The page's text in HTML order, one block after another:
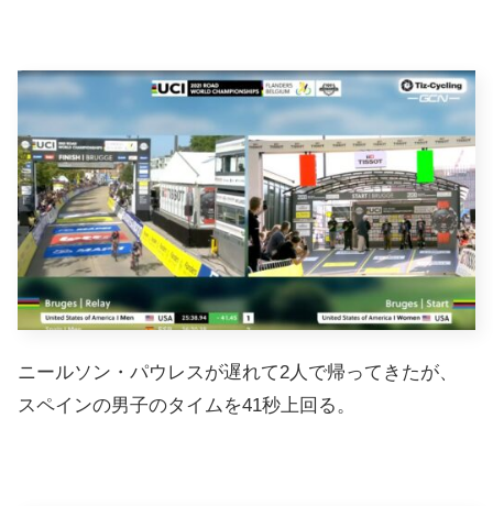
ニールソン・パウレスが遅れて2人で帰ってきたが、
スペインの男子のタイムを41秒上回る。